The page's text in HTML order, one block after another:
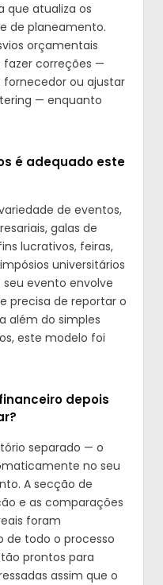
atualiza os
de planeamento.
orçamentais
correções —
ou ajustar
— enquanto
é adequado este
de eventos,
galas de
lucrativos, feiras,
universitários
evento envolve
precisa de reportar o
além do simples
este modelo foi
depois
separado — o
no seu
A secção de
e as comparações
foram
de todo o processo
prontos para
assim que o